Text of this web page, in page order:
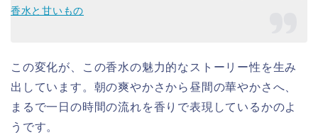
香水と甘いもの
この変化が、この香水の魅力的なストーリー性を生み
出しています。朝の爽やかさから昼間の華やかさへ、
まるで一日の時間の流れを香りで表現しているかのよ
うです。